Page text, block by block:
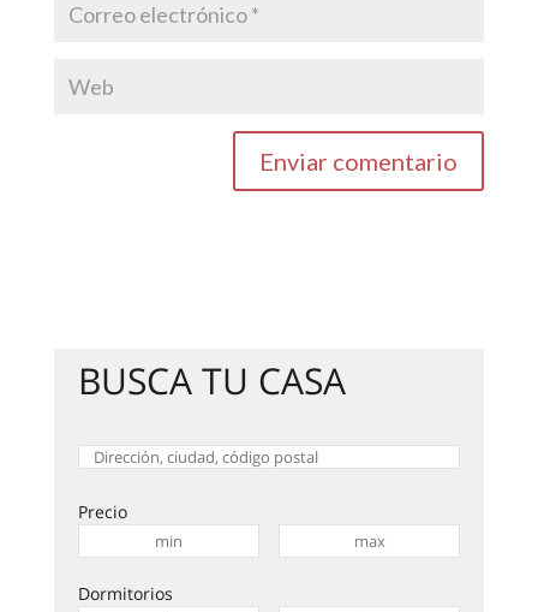
BUSCA TU CASA
Precio
Dormitorios